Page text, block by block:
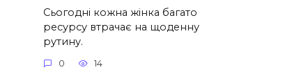
Сьогодні кожна жінка багато
ресурсу втрачає на щоденну
рутину.
0 14